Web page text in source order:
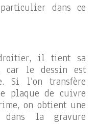
dans ce
il tient sa
car le dessin est
Si l’on transfère
plaque de cuivre
on obtient une
la gravure